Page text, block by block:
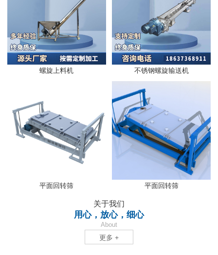
螺旋上料机 不锈钢螺旋输送机
平面回转筛 平面回转筛
关于我们
用心，放心，细心
About
更多 +